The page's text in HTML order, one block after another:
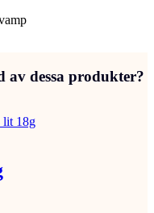
av dessa produkter?